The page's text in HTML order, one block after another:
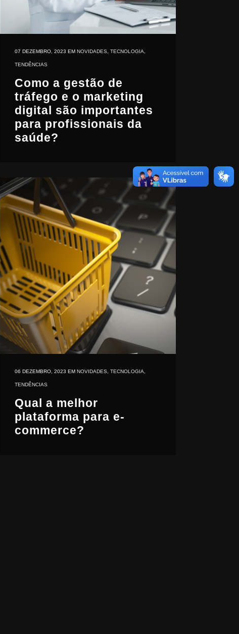
07 DEZEMBRO, 2023 EM NOVIDADES, TECNOLOGIA,
TENDÊNCIAS
Como a gestão de
tráfego e o marketing
digital são importantes
para profissionais da
saúde?
06 DEZEMBRO, 2023 EM NOVIDADES, TECNOLOGIA
TENDÊNCIAS
Qual a melhor
plataforma para e-
commerce?